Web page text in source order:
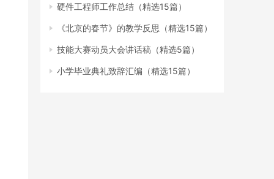
硬件工程师工作总结（精选15篇）
《北京的春节》的教学反思（精选15篇）
技能大赛动员大会讲话稿（精选5篇）
小学毕业典礼致辞汇编（精选15篇）